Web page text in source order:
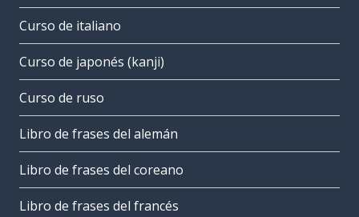
Curso de italiano
Curso de japonés (kanji)
Curso de ruso
Libro de frases del alemán
Libro de frases del coreano
Libro de frases del francés